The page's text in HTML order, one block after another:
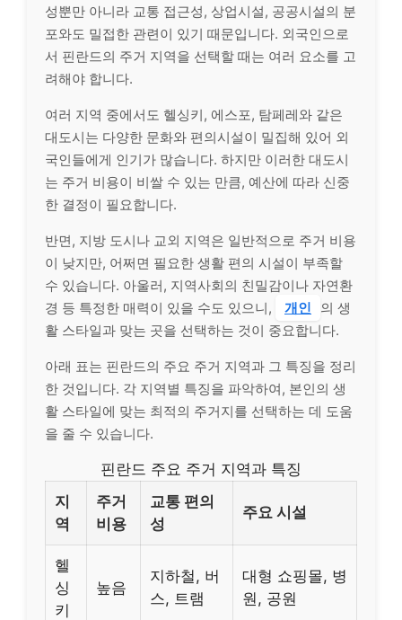
성뿐만 아니라 교통 접근성, 상업시설, 공공시설의 분
포와도 밀접한 관련이 있기 때문입니다. 외국인으로
서 핀란드의 주거 지역을 선택할 때는 여러 요소를 고
려해야 합니다.
여러 지역 중에서도 헬싱키, 에스포, 탐페레와 같은
대도시는 다양한 문화와 편의시설이 밀집해 있어 외
국인들에게 인기가 많습니다. 하지만 이러한 대도시
는 주거 비용이 비쌀 수 있는 만큼, 예산에 따라 신중
한 결정이 필요합니다.
반면, 지방 도시나 교외 지역은 일반적으로 주거 비용
이 낮지만, 어쩌면 필요한 생활 편의 시설이 부족할
수 있습니다. 아울러, 지역사회의 친밀감이나 자연환
경 등 특정한 매력이 있을 수도 있으니,
개인
의 생
활 스타일과 맞는 곳을 선택하는 것이 중요합니다.
아래 표는 핀란드의 주요 주거 지역과 그 특징을 정리
한 것입니다. 각 지역별 특징을 파악하여, 본인의 생
활 스타일에 맞는 최적의 주거지를 선택하는 데 도움
을 줄 수 있습니다.
핀란드 주요 주거 지역과 특징
지
역
주거
비용
교통 편의
성
주요 시설
헬
싱
키
높음
지하철, 버
스, 트램
대형 쇼핑몰, 병
원, 공원